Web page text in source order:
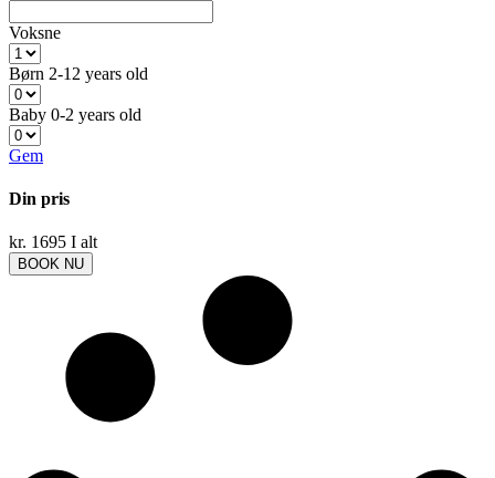
Voksne
Børn 2-12 years old
Baby 0-2 years old
Gem
Din pris
kr. 1695 I alt
BOOK NU